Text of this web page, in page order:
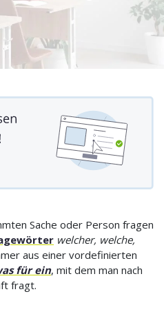
Sache oder Person fragen
welcher, welche,
aus einer vordefinierten
für ein, mit dem man nach
fragt.